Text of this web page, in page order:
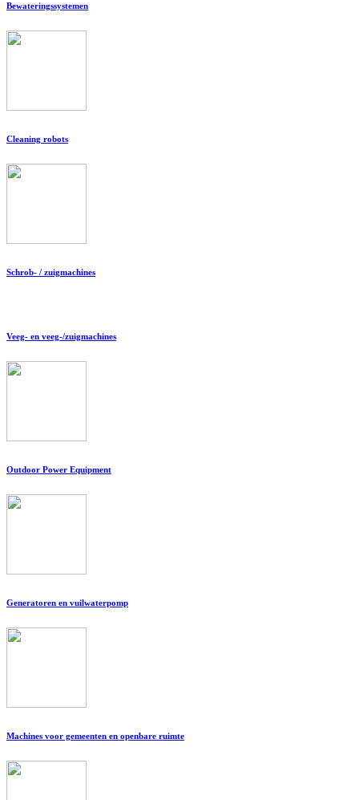
Bewateringssystemen
Cleaning robots
Schrob- / zuigmachines
Veeg- en veeg-/zuigmachines
Outdoor Power Equipment
Generatoren en vuilwaterpomp
Machines voor gemeenten en openbare ruimte